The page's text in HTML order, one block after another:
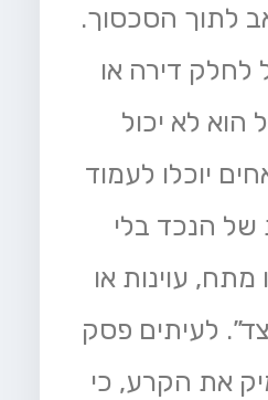
לתוך הסכסוך.
לחלק דירה או
הוא לא יכול
יוכלו לעמוד
של הנכד בלי
מתח, עוינות או
לעיתים פסק
את הקרע, כי